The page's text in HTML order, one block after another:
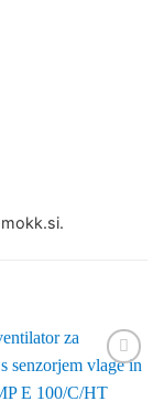
Add to
wishlist